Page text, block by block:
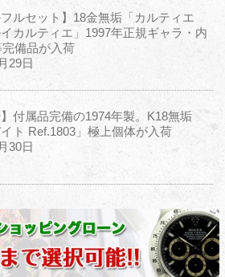
フルセット】18金無垢「カルティエ
カルティエ」1997年正規ギャラ・内
備品が入荷
29日
】付属品完備の1974年製。K18無垢
イト Ref.1803」極上個体が入荷
30日